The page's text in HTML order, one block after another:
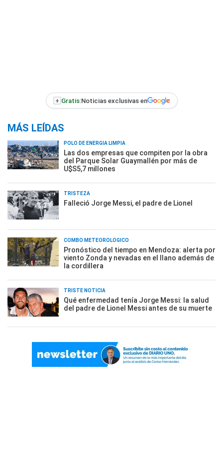
+ Gratis:Noticias exclusivas en
MÁS LEÍDAS
POLO DE ENERGÍA LIMPIA
Las dos empresas que compiten por la obra
del Parque Solar Guaymallén por más de
U$S5,7 millones
TRISTEZA
Falleció Jorge Messi, el padre de Lionel
COMBO METEOROLÓGICO
Pronóstico del tiempo en Mendoza: alerta por
viento Zonda y nevadas en el llano además de
la cordillera
TRISTE NOTICIA
Qué enfermedad tenía Jorge Messi: la salud
del padre de Lionel Messi antes de su muerte